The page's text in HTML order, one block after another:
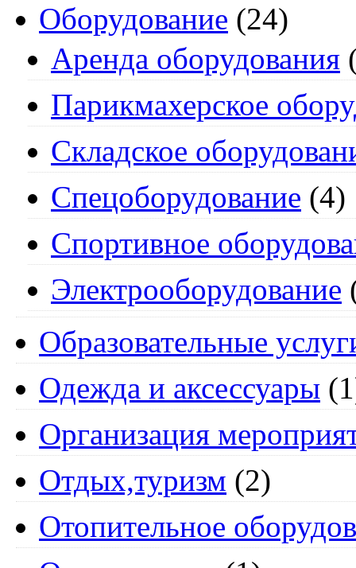
Оборудование (24)
Аренда оборудования
Парикмахерское
Складское
Спецоборудование (4)
Спортивное
Электрооборудование
Образовательные
Одежда и аксессуары
Организация
Отдых,туризм (2)
Отопительное